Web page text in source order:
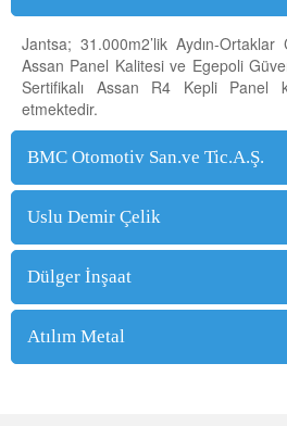
Jantsa; 31.000m2’lik Aydın-Ortaklar
Assan Panel Kalitesi ve Egepoli
Sertifikalı Assan R4 Kepli Panel
etmektedir.
BMC Otomotiv San.ve Tic.A.Ş.
Uslu Demir Çelik
Dülger İnşaat
Atılım Metal